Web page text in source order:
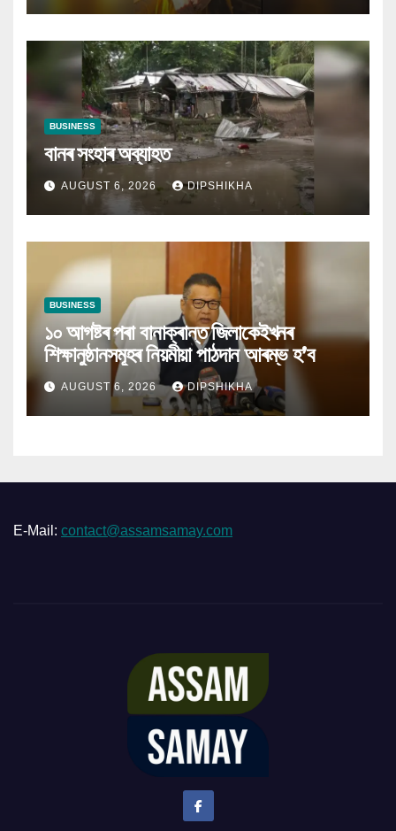
BUSINESS
বানৰ সংহাৰ অব্যাহত
AUGUST 6, 2026 DIPSHIKHA
BUSINESS
১০ আগষ্টৰ পৰা বানাক্ৰান্ত জিলাকেইখনৰ
শিক্ষানুষ্ঠানসমূহৰ নিয়মীয়া পাঠদান আৰম্ভ হ’ব
AUGUST 6, 2026 DIPSHIKHA
E-Mail: contact@assamsamay.com